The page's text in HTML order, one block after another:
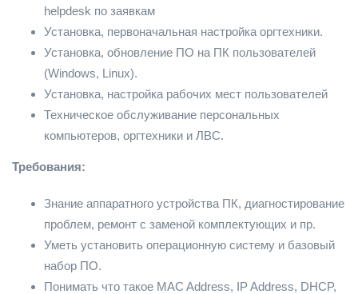
helpdesk по заявкам
Установка, первоначальная настройка оргтехники.
Установка, обновление ПО на ПК пользователей
(Windows, Linux).
Установка, настройка рабочих мест пользователей
Техническое обслуживание персональных
компьютеров, оргтехники и ЛВС.
Требования:
Знание аппаратного устройства ПК, диагностирование
проблем, ремонт с заменой комплектующих и пр.
Уметь установить операционную систему и базовый
набор ПО.
Понимать что такое MAC Address, IP Address, DHCP,